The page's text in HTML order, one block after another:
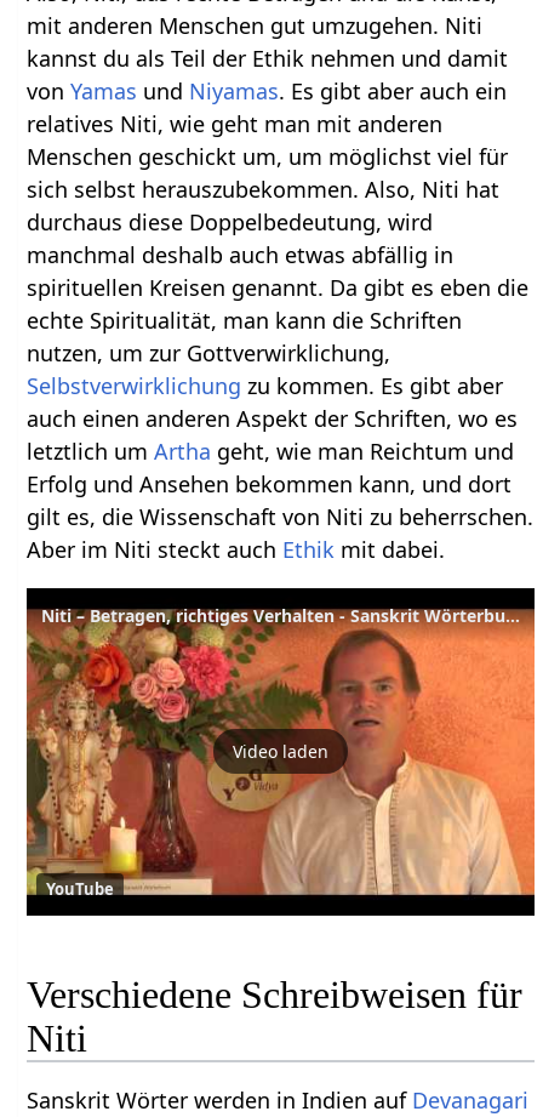
mit anderen Menschen gut umzugehen. Niti
kannst du als Teil der Ethik nehmen und damit
vonYamas und Niyamas. Es gibt aber auch ein
relatives Niti, wie geht man mit anderen
Menschen geschickt um, um möglichst viel für
sich selbst herauszubekommen. Also, Niti hat
durchaus diese Doppelbedeutung, wird
manchmal deshalb auch etwas abfällig in
spirituellen Kreisen genannt. Da gibt es eben die
echte Spiritualität, man kann die Schriften
nutzen, um zur Gottverwirklichung,
Selbstverwirklichung zu kommen. Es gibt aber
auch einen anderen Aspekt der Schriften, wo es
letztlich umArtha geht, wie man Reichtum und
Erfolg und Ansehen bekommen kann, und dort
gilt es, die Wissenschaft von Niti zu beherrschen.
Aber im Niti steckt auch Ethik mit dabei.
Niti – Betragen, richtiges Verhalten - Sanskrit Wörterbuch
Video laden
YouTube
Verschiedene Schreibweisen für
Niti
Sanskrit Wörter werden in Indien auf Devanagari